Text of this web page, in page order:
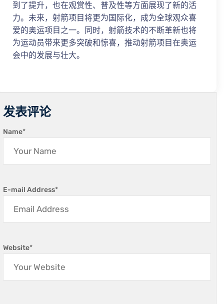
到了提升，也在观赏性、普及性等方面展现了新的活
力。未来，射箭项目将更为国际化，成为全球观众喜
爱的奥运项目之一。同时，射箭技术的不断革新也将
为运动员带来更多突破和惊喜，推动射箭项目在奥运
会中的发展与壮大。
发表评论
Name*
E-mail Address*
Website*